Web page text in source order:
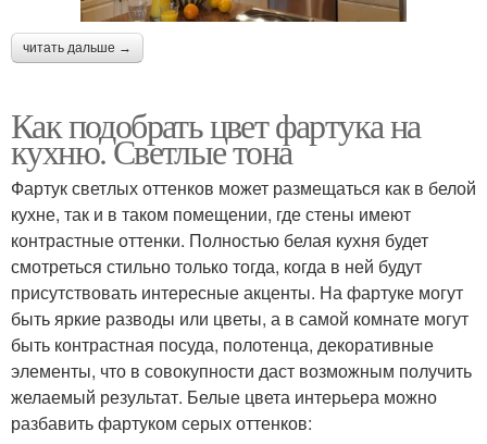
читать дальше →
Как подобрать цвет фартука на
кухню. Светлые тона
Фартук светлых оттенков может размещаться как в белой
кухне, так и в таком помещении, где стены имеют
контрастные оттенки. Полностью белая кухня будет
смотреться стильно только тогда, когда в ней будут
присутствовать интересные акценты. На фартуке могут
быть яркие разводы или цветы, а в самой комнате могут
быть контрастная посуда, полотенца, декоративные
элементы, что в совокупности даст возможным получить
желаемый результат. Белые цвета интерьера можно
разбавить фартуком серых оттенков: